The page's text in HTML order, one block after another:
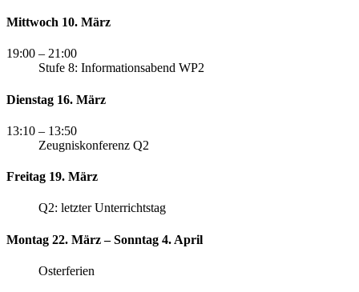
Mittwoch 10. März
19:00 – 21:00
Stufe 8: Informationsabend WP2
Dienstag 16. März
13:10 – 13:50
Zeugniskonferenz Q2
Freitag 19. März
Q2: letzter Unterrichtstag
Montag 22. März – Sonntag 4. April
Osterferien